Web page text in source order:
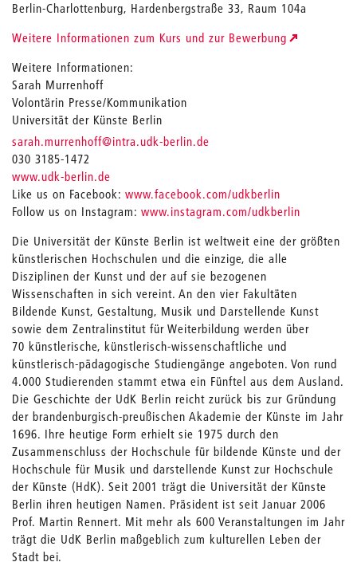
Berlin-Charlottenburg, Hardenbergstraße 33, Raum 104a
Weitere Informationen zum Kurs und zur Bewerbung
Weitere Informationen:
Sarah Murrenhoff
Volontärin Presse/Kommunikation
Universität der Künste Berlin
sarah.murrenhoff_
@intra.udk-berlin.de
030 3185-1472
www.udk-berlin.de
Like us on Facebook: www.facebook.com/udkberlin
Follow us on Instagram: www.instagram.com/udkberlin
Die Universität der Künste Berlin ist weltweit eine der größten
künstlerischen Hochschulen und die einzige, die alle
Disziplinen der Kunst und der auf sie bezogenen
Wissenschaften in sich vereint. An den vier Fakultäten
Bildende Kunst, Gestaltung, Musik und Darstellende Kunst
sowie dem Zentralinstitut für Weiterbildung werden über
70 künstlerische, künstlerisch-wissenschaftliche und
künstlerisch-pädagogische Studiengänge angeboten. Von rund
4.000 Studierenden stammt etwa ein Fünftel aus dem Ausland.
Die Geschichte der UdK Berlin reicht zurück bis zur Gründung
der brandenburgisch-preußischen Akademie der Künste im Jahr
1696. Ihre heutige Form erhielt sie 1975 durch den
Zusammenschluss der Hochschule für bildende Künste und der
Hochschule für Musik und darstellende Kunst zur Hochschule
der Künste (HdK). Seit 2001 trägt die Universität der Künste
Berlin ihren heutigen Namen. Präsident ist seit Januar 2006
Prof. Martin Rennert. Mit mehr als 600 Veranstaltungen im Jahr
trägt die UdK Berlin maßgeblich zum kulturellen Leben der
Stadt bei.